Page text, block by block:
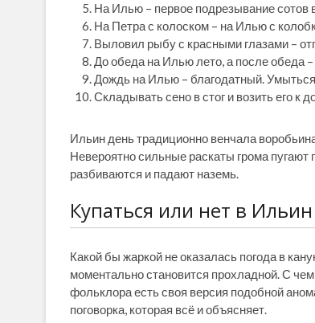
На Илью – первое подрезывание сотов
На Петра с колоском – на Илью с
Выловил рыбу с красными глазами –
До обеда на Илью лето, а после обеда –
Дождь на Илью – благодатный. Умыться
Складывать сено в стог и возить его к
Ильин день традиционно венчала
Невероятно сильные раскаты грома
разбиваются и падают наземь.
Купаться или нет в
Какой бы жаркой не оказалась погода в
моментально становится прохладной. С
фольклора есть своя версия подобной
поговорка, которая всё и объясняет.